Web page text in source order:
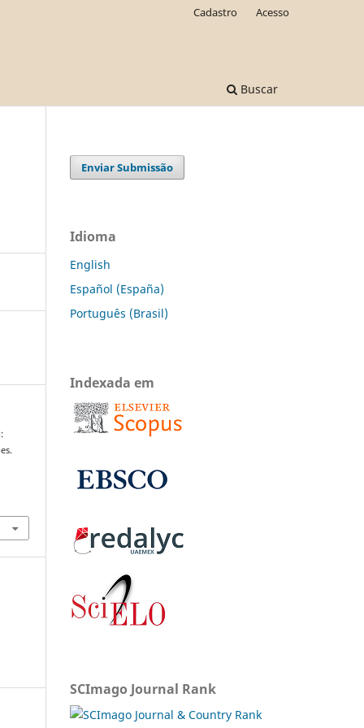
Buscar
Cadastro Acesso
Enviar Submissão
Idioma
English
Español (España)
Português (Brasil)
Indexada em
SCImago Journal Rank